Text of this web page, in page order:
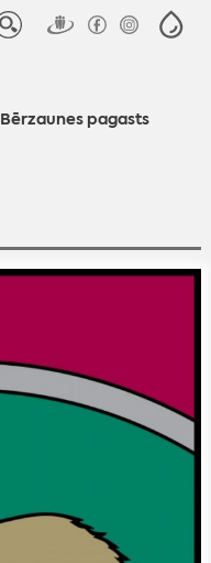
Bērzaunes pagasts